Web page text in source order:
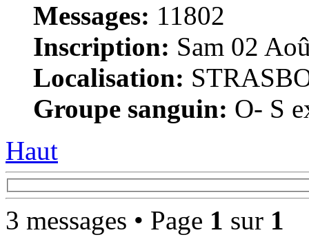
Messages: 11802
Inscription: Sam 02
Localisation:
Groupe sanguin: O- S
Haut
3 messages • Page 1 sur 1